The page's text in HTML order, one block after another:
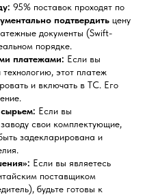
95% поставок проходят по
подтвердить цену
документы (Swift-
порядке.
платежами: Если вы
этот платеж
и включать в ТС. Его
Если вы
свои комплектующие,
задекларирована и
Если вы являетесь
поставщиком
будьте готовы к